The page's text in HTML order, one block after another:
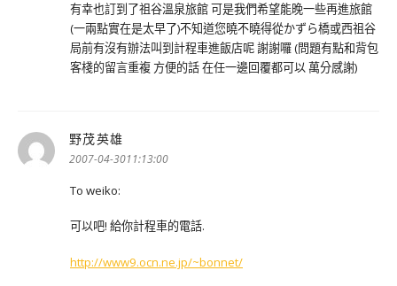
有幸也訂到了祖谷溫泉旅館 可是我們希望能晚一些再進旅館
(一兩點實在是太早了)不知道您曉不曉得從かずら橋或西祖谷
局前有沒有辦法叫到計程車進飯店呢 謝謝囉 (問題有點和背包
客棧的留言重複 方便的話 在任一邊回覆都可以 萬分感謝)
野茂英雄
示:
2007-04-3011:13:00
To weiko:
可以吧! 給你計程車的電話.
http://www9.ocn.ne.jp/~bonnet/